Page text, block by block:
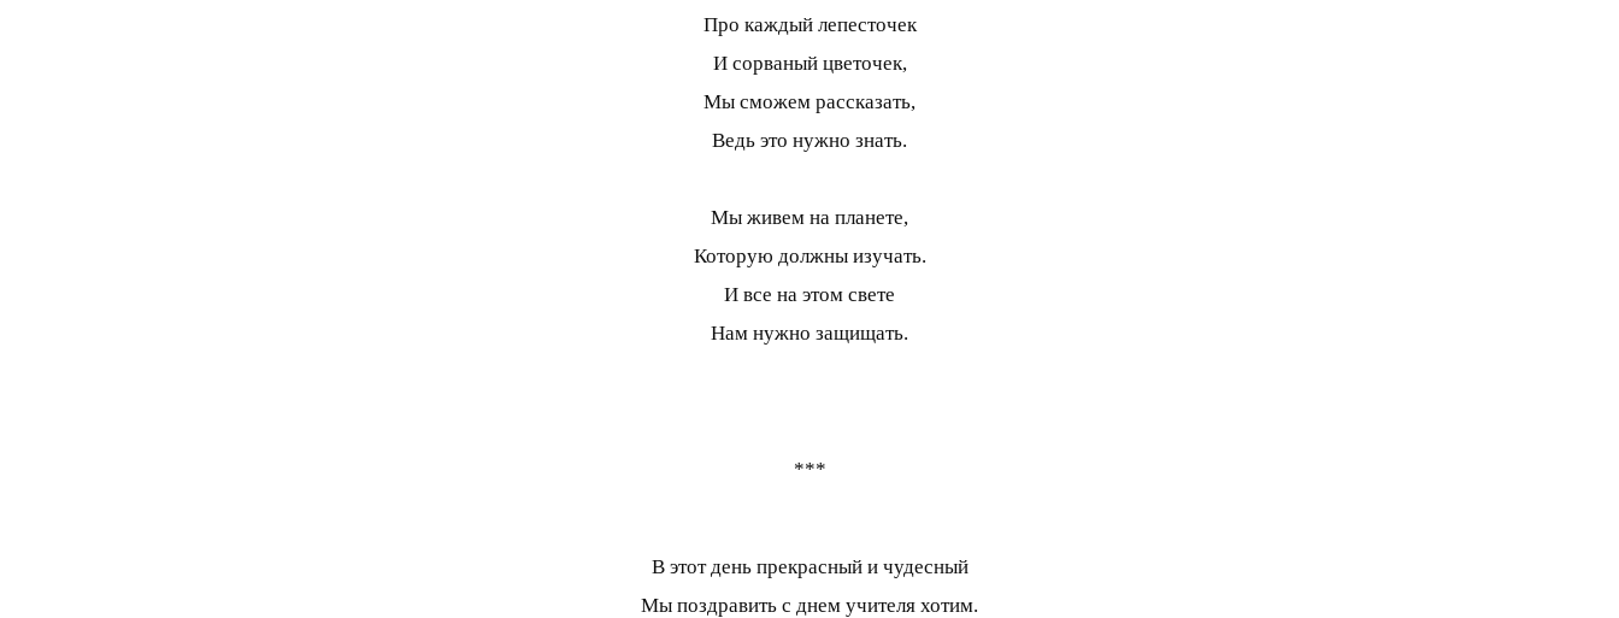
Про каждый лепесточек
И сорваный цветочек,
Мы сможем рассказать,
Ведь это нужно знать.
Мы живем на планете,
Которую должны изучать.
И все на этом свете
Нам нужно защищать.
***
В этот день прекрасный и чудесный
Мы поздравить с днем учителя хотим.